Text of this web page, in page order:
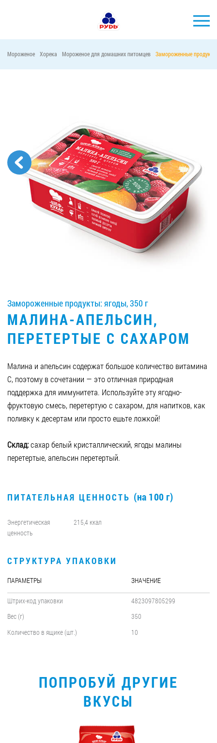
АКЦИИ
ПРЕСС-ЦЕНТР
ХОРЕКА
Тендерные закупки
Контакты
Вакансии
СТАТЬ ПАРТНЕРОМ
0412 48 28 17
0412 42 29 23
Мороженое Хорека Мороженое для домашних питомцев Замороженные продукты
Замороженные продукты: ягоды, 350 г
МАЛИНА-АПЕЛЬСИН,
ПЕРЕТЕРТЫЕ С САХАРОМ
Малина и апельсин содержат большое количество витамина
С, поэтому в сочетании — это отличная природная
поддержка для иммунитета. Используйте эту ягодно-
фруктовую смесь, перетертую с сахаром, для напитков, как
поливку к десертам или просто ешьте ложкой!
Склад:сахар белый кристаллический, ягоды малины
перетертые, апельсин перетертый.
ПИТАТЕЛЬНАЯ ЦЕННОСТЬ (на 100 г)
Энергетическая
ценность
215,4 ккал
СТРУКТУРА УПАКОВКИ
ПАРАМЕТРЫ ЗНАЧЕНИЕ
Штрих-код упаковки
4823097805299
Вес (г)
350
Количество в ящике (шт.)
10
ПОПРОБУЙ ДРУГИЕ
ВКУСЫ